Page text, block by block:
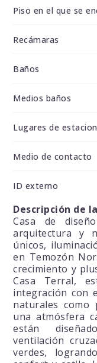
Piso en el que se
Recámaras
Baños
Medios baños
Lugares de
Medio de contacto
ID externo
Descripción de
Casa de
arquitectura y
únicos,
en Temozón
crecimiento y
Casa Terral,
integración con
naturales como
una atmósfera
están
ventilación
verdes,